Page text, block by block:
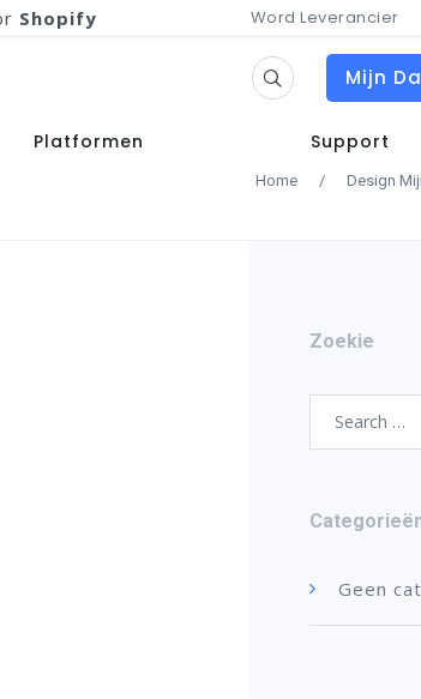
Shopify Word Leverancier
Mijn
Platformen Support
Home / Design
Zoekie
Geen